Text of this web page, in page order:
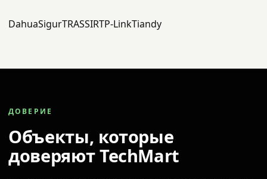
DahuaSigurTRASSIRTP-LinkTiandy
ДОВЕРИЕ
Объекты, которые
доверяют TechMart